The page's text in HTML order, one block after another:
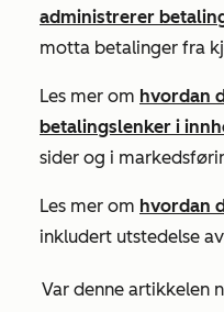
administrerer
motta betalinger fra
Les mer om hvordan
betalingslenker i
sider og i
Les mer om hvordan
inkludert utstedelse
Var denne artikkelen